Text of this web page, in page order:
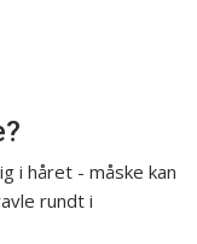
i håret - måske kan
rundt i